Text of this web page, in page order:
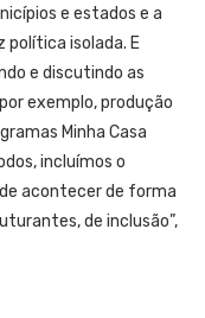
e estados e a
política isolada. E
e discutindo as
exemplo, produção
Minha Casa
incluímos o
acontecer de forma
de inclusão”,